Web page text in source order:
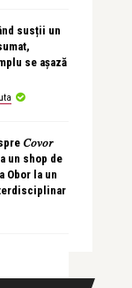
susții un
se așază
𝐶𝑜𝑣𝑜𝑟
un shop de
Obor la un